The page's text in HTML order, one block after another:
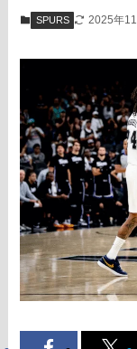
SPURS 2025年